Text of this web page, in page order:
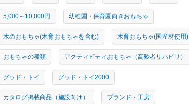
5,000～10,000円 幼稚園・保育園向きおもちゃ
木のおもちゃ(木育おもちゃを含む) 木育おもちゃ(国産材使用)
おもちゃの種類 アクティビティおもちゃ（高齢者リハビリ）
グッド・トイ グッド・トイ2000
カタログ掲載商品（施設向け） ブランド・工房